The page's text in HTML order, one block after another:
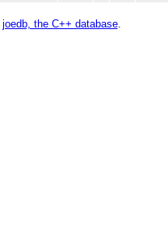
joedb, the C++ database.